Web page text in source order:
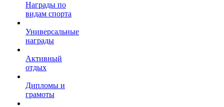
Награды по
видам спорта
Универсальные
награды
Активный
отдых
Дипломы и
грамоты